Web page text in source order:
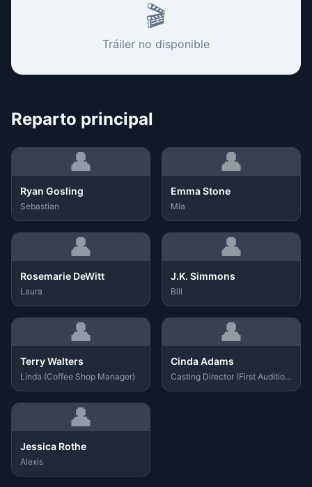
🎬
Tráiler no disponible
Reparto principal
👤
Ryan Gosling
Sebastian
👤
Emma Stone
Mia
👤
Rosemarie DeWitt
Laura
👤
J.K. Simmons
Bill
👤
Terry Walters
Linda (Coffee Shop Manager)
👤
Cinda Adams
Casting Director (First Audition)
👤
Jessica Rothe
Alexis